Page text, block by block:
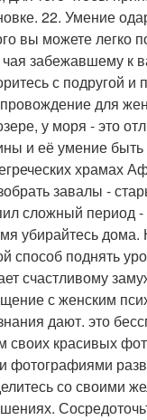
22. Умение
вы можете легко
забежавшему к
с подругой
для
у моря - это
и её умение быть
храмах
завалы -
сложный период
убирайтесь дома.
способ поднять
счастливому
с женским
дают. это
своих красивых
фотографиями
со своими